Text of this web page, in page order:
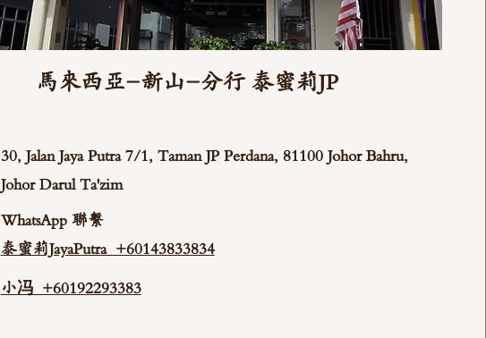
馬來西亞-新山-分行 泰蜜莉JP
30, Jalan Jaya Putra 7/1, Taman JP Perdana, 81100 Johor Bahru,
Johor Darul Ta'zim
WhatsApp 聯繫
泰蜜莉JayaPutra +60143833834
小冯 +60192293383